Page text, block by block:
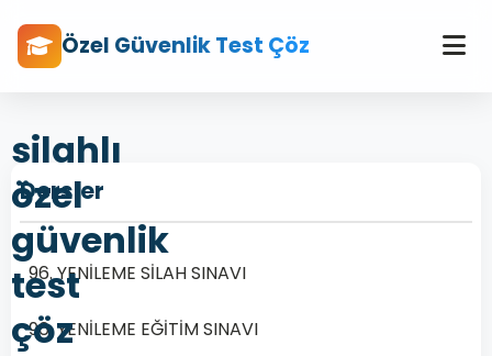
Özel Güvenlik Test Çöz
silahlı
özel
güvenlik
test
çöz
Dersler
96. YENİLEME SİLAH SINAVI
96. YENİLEME EĞİTİM SINAVI